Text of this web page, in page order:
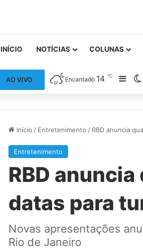
INÍCIO NOTÍCIAS COLUNAS
AO VIVO Encantado 14℃
Início / Entretenimento / RBD anuncia
Entretenimento
RBD
datas para
Novas apresentações
Rio de Janeiro